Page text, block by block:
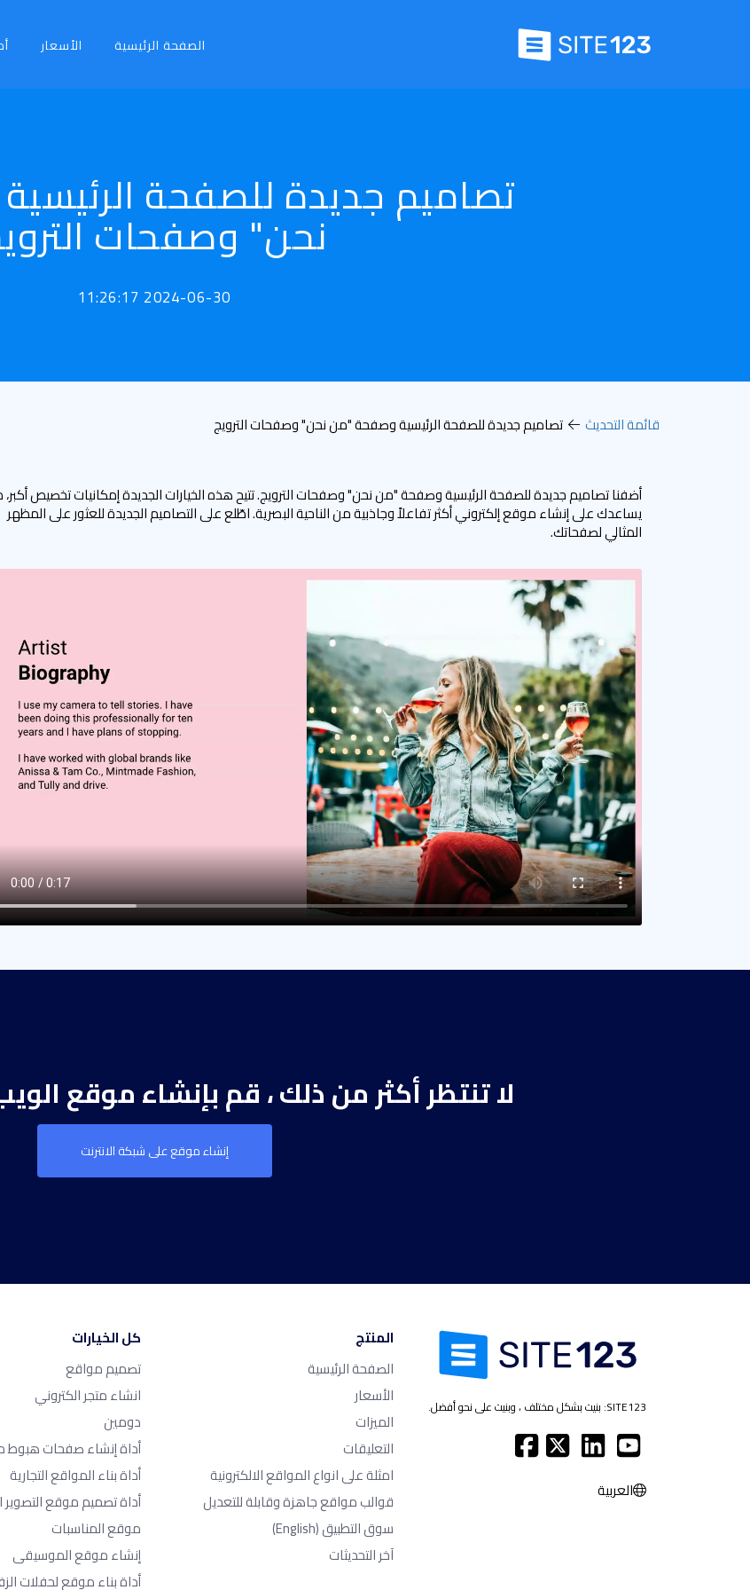
الصفحة الرئيسية الأسعار
تصاميم جديدة للصفحة
نحن" وصفحات
2024-06-30 11:26:17
قائمة التحديث تصاميم جديدة للصفحة الرئيسية وصفحة "من نحن" وصفحات الترويج
أضفنا تصاميم جديدة للصفحة الرئيسية وصفحة "من نحن" وصفحات الترويج. تتيح هذه الخيارات الجديدة إمكانيات تخصيص أكبر،
يساعدك على إنشاء موقع إلكتروني أكثر تفاعلاً وجاذبية من الناحية البصرية. اطّلع على التصاميم الجديدة للعثور على المظهر
المثالي لصفحاتك.
لا تنتظر أكثر من ذلك ، قم بإنشاء موقع
إنشاء موقع على شبكة الانترنت
SITE123: بنيت بشكل مختلف ، وبنيت على نحو أفضل.
العربية
المنتج
الصفحة الرئيسية
الأسعار
الميزات
التعليقات
امثلة على انواع المواقع الالكترونية
قوالب مواقع جاهزة وقابلة للتعديل
سوق التطبيق(English)
آخر التحديثات
كل الخيارات
تصميم مواقع
انشاء متجر الكتروني
دومين
أداة إنشاء صفحات هبوط
أداة بناء المواقع التجارية
أداة تصميم موقع
موقع المناسبات
إنشاء موقع الموسيقى
أداة بناء موقع لحفلات